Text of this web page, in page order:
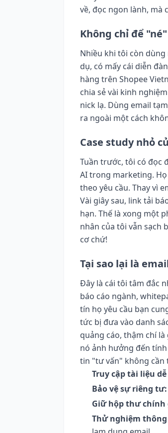
về, đọc ngon lành, mà
Không chỉ để
Nhiều khi tôi còn dùng
dụ, có mấy cái diễn
hàng trên Shopee
chia sẻ vài kinh
nick lạ. Dùng email
ra ngoài một cách
Case study nhỏ
Tuần trước, tôi có đọc
AI trong marketing.
theo yêu cầu. Thay vì
Vài giây sau, link tải
hạn. Thế là xong một
nhân của tôi vẫn sạch
cơ chứ!
Tại sao lại là
Đây là cái tôi tâm đắc
báo cáo ngành,
tín họ yêu cầu bạn
tức bị đưa vào danh
quảng cáo, thậm chí
nó ảnh hưởng đến
tin "tư vấn" không cần
Truy cập tài liệu
Bảo vệ sự riêng tư:
Giữ hộp thư chính
Thử nghiệm